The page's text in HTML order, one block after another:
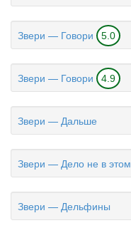
Звери — Говори 5.0
Звери — Говори 4.9
Звери — Дальше
Звери — Дело не в этом
Звери — Дельфины